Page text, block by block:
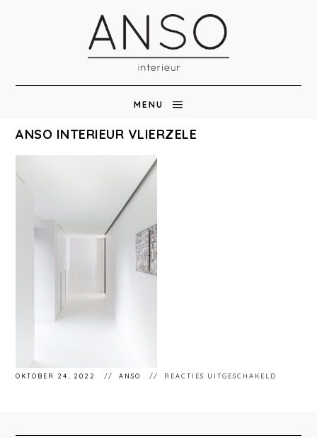
MENU
ANSO INTERIEUR VLIERZELE
OKTOBER 24, 2022 ANSO REACTIES UITGESCHAKELD